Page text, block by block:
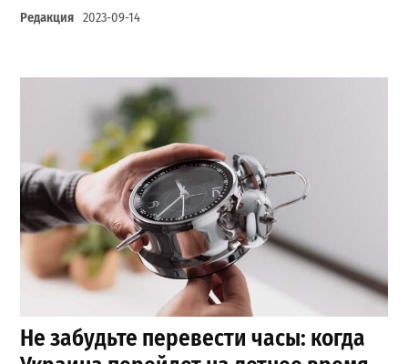
Редакция 2023-09-14
Не забудьте перевести часы: когда